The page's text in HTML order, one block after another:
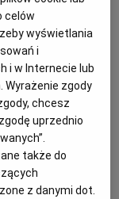
celów
wyświetlania
i
i w Internecie lub
zgody
chcesz
uprzednio
także do
z danymi dot.